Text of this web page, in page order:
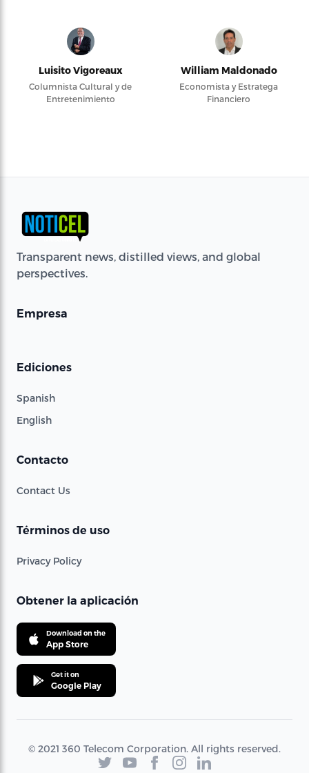
Luisito Vigoreaux
Columnista Cultural y de
Entretenimiento
William Maldonado
Economista y Estratega
Financiero
Transparent news, distilled views, and global
perspectives.
Empresa
Ediciones
Spanish
English
Contacto
Contact Us
Términos de uso
Privacy Policy
Obtener la aplicación
Download on the
App Store
Get it on
Google Play
© 2021 360 Telecom Corporation. All rights reserved.